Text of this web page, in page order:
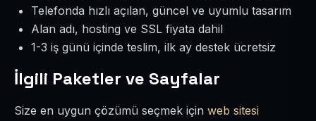
Telefonda hızlı açılan, güncel ve uyumlu tasarım
Alan adı, hosting ve SSL fiyata dahil
1-3 iş günü içinde teslim, ilk ay destek ücretsiz
İlgili Paketler ve Sayfalar
Size en uygun çözümü seçmek için web sitesi